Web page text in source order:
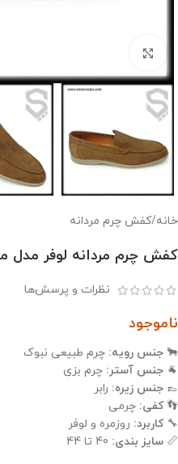
خانه/کفش چرم مردانه
کفش چرم مردانه لوفر مدل
نظرات و پرسش‌ها
ناموجود
🐂 جنس رویه: چرم طبیعی نبوک
🐐 جنس آستر: چرم بزی
👞 جنس زیره: رابر
👣کفی: چرمی
🔧کاربرد: روزمره و لوفر
📏 سایز بندی: 40 تا 44